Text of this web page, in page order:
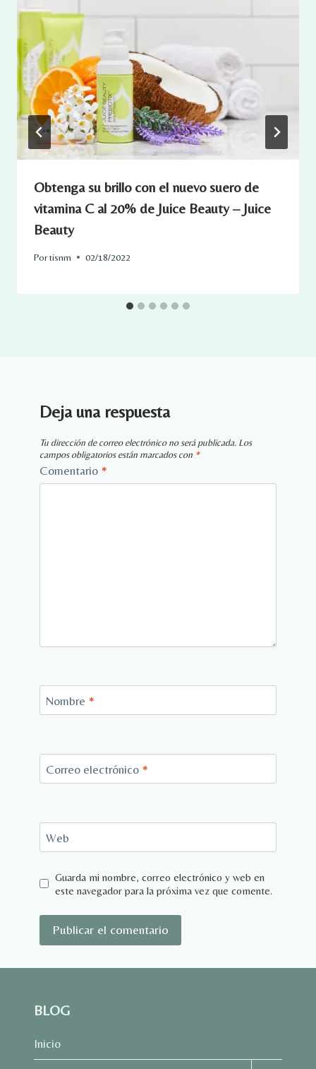
Obtenga su brillo con el nuevo suero de
vitamina C al 20% de Juice Beauty – Juice
Beauty
Portisnm 02/18/2022
Deja una respuesta
Tu dirección de correo electrónico no será publicada. Los
campos obligatorios están marcados con *
Comentario *
Nombre *
Correo electrónico *
Web
Guarda mi nombre, correo electrónico y web en
este navegador para la próxima vez que comente.
BLOG
Inicio